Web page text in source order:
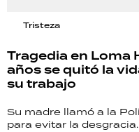
Tristeza
Tragedia en Loma
años se quitó la
su trabajo
Su madre llamó a la
para evitar la desgracia.